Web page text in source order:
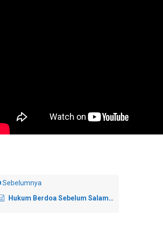
Sebelumnya
Hukum Berdoa Sebelum Salam Menggunakan Bahasa Indonesia